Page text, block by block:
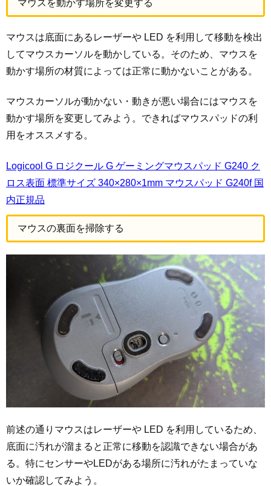
マウスを動かす場所を変更する
マウスは底面にあるレーザーや LED を利用して移動を検出
してマウスカーソルを動かしている。そのため、マウスを
動かす場所の材質によっては正常に動かないことがある。
マウスカーソルが動かない・動きが悪い場合にはマウスを
動かす場所を変更してみよう。できればマウスパッドの利
用をオススメする。
Logicool G ロジクール G ゲーミングマウスパッド G240 ク
ロス表面 標準サイズ 340×280×1mm マウスパッド G240f 国
内正規品
マウスの裏面を掃除する
前述の通りマウスはレーザーや LED を利用しているため、
底面に汚れが溜まると正常に移動を認識できない場合があ
る。特にセンサーやLEDがある場所に汚れがたまっていな
いか確認してみよう。